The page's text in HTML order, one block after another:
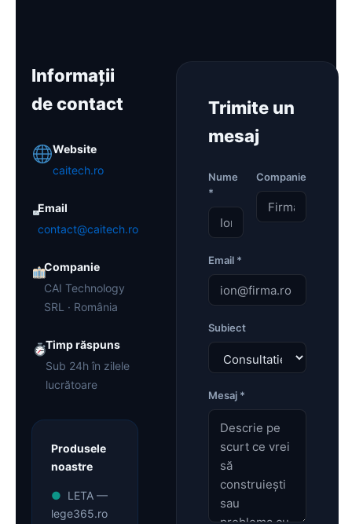
Informații
de contact
Website
caitech.ro
Email
contact@caitech.ro
Companie
CAI Technology
SRL · România
Timp răspuns
Sub 24h în zilele
lucrătoare
Produsele
noastre
● LETA —
lege365.ro
Trimite un
mesaj
Nume
*
Companie
Email *
Subiect
Mesaj *